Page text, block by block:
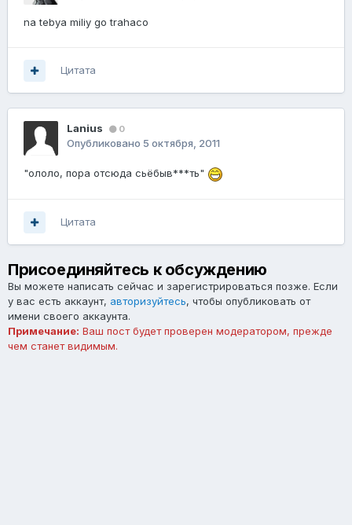
na tebya miliy go trahaco
Цитата
Lanius 0
Опубликовано 5 октября, 2011
"ололо, пора отсюда сьёбыв***ть"
Цитата
Присоединяйтесь к обсуждению
Вы можете написать сейчас и зарегистрироваться позже. Если
у вас есть аккаунт, авторизуйтесь, чтобы опубликовать от
имени своего аккаунта.
Примечание: Ваш пост будет проверен модератором, прежде
чем станет видимым.